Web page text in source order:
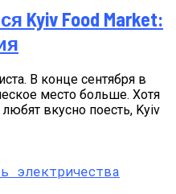
Kyiv Food Market:
В конце сентября в
место больше. Хотя
вкусно поесть, Kyiv